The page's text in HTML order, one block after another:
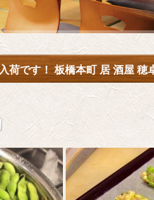
荷です！ 板橋本町 居 酒屋 穂